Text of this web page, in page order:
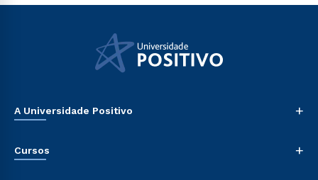
A Universidade Positivo +
Sala de Imprensa
Cursos +